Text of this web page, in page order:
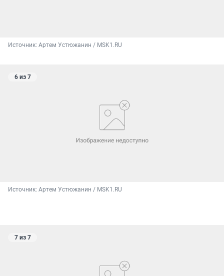
Источник: Артем Устюжанин / MSK1.RU
6 из 7
Источник: Артем Устюжанин / MSK1.RU
7 из 7